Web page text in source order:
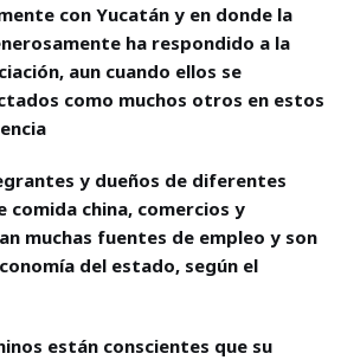
con Yucatán y en donde la
ha respondido a la
aun cuando ellos se
como muchos otros en estos
y dueños de diferentes
comida china, comercios y
muchas fuentes de empleo y son
del estado, según el
están conscientes que su